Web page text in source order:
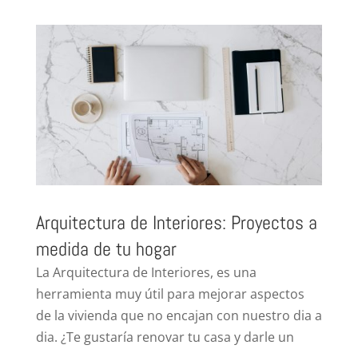
Arquitectura de Interiores: Proyectos a
medida de tu hogar
La Arquitectura de Interiores, es una
herramienta muy útil para mejorar aspectos
de la vivienda que no encajan con nuestro dia a
dia. ¿Te gustaría renovar tu casa y darle un